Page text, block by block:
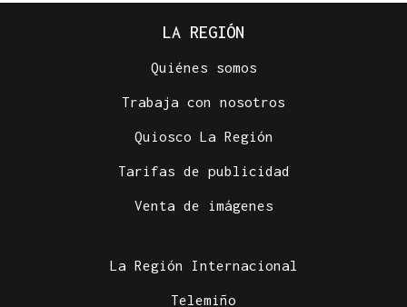
LA REGIÓN
Quiénes somos
Trabaja con nosotros
Quiosco La Región
Tarifas de publicidad
Venta de imágenes
La Región Internacional
Telemiño